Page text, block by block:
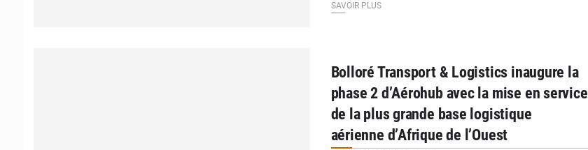
SAVOIR PLUS
Bolloré Transport & Logistics inaugure la
phase 2 d’Aérohub avec la mise en service
de la plus grande base logistique
aérienne d’Afrique de l’Ouest